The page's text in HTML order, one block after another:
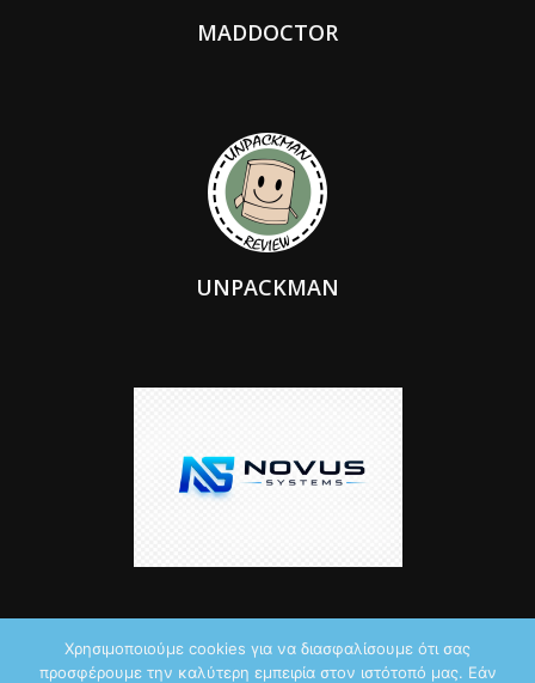
MADDOCTOR
UNPACKMAN
Χρησιμοποιούμε cookies για να διασφαλίσουμε ότι σας
προσφέρουμε την καλύτερη εμπειρία στον ιστότοπό μας. Εάν